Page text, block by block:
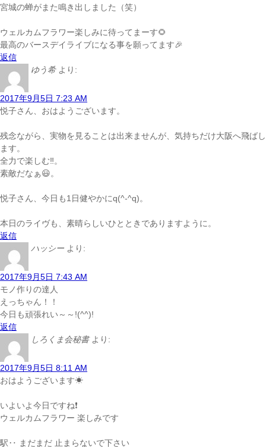
宮城の蝉がまた鳴き出しました（笑）
ウェルカムフラワー楽しみに待ってまーす🌻
最高のバースデイライブになる事を願ってます🎉
返信
ゆう希 より:
2017年9月5日 7:23 AM
悦子さん、おはようございます。
残念ながら、実物を見ることは出来ませんが、気持ちだけ大阪へ飛ばし
ます。
全力で楽しむ‼。
素敵だなぁ😃。
悦子さん、今日も1日健やかにq(^-^q)。
本日のライヴも、素晴らしいひとときでありますように。
返信
ハッシー より:
2017年9月5日 7:43 AM
モノ作りの達人
えっちゃん！！
今日も頑張れい～～!(^^)!
返信
しろくま会秘書 より:
2017年9月5日 8:11 AM
おはようございます☀
いよいよ今日ですね❗️
ウェルカムフラワー 楽しみです
駅‥ まだまだ 止まらないで下さい